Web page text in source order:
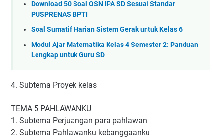
Download 50 Soal OSN IPA SD Sesuai Standar
PUSPRENAS BPTI
Soal Sumatif Harian Sistem Gerak untuk Kelas 6
Modul Ajar Matematika Kelas 4 Semester 2: Panduan
Lengkap untuk Guru SD
4. Subtema Proyek kelas
TEMA 5 PAHLAWANKU
1. Subtema Perjuangan para pahlawan
2. Subtema Pahlawanku kebanggaanku